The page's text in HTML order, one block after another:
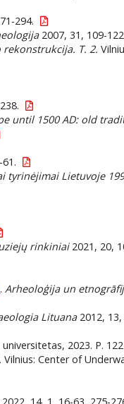
294.
2007, 31, 109-
T. 2.
until 1500 AD: old
tyrinėjimai Lietuvoje
rinkiniai2021, 20,
. Arheoloģija un
Lituana2012, 13,
2023. P.
Vilnius: Center of
2022, 14, 1, 16-63, 275-